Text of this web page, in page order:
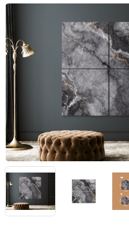
Produktbewertung
ist
0,0
von
5
Sternen.